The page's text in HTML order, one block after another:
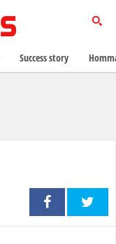
Success story